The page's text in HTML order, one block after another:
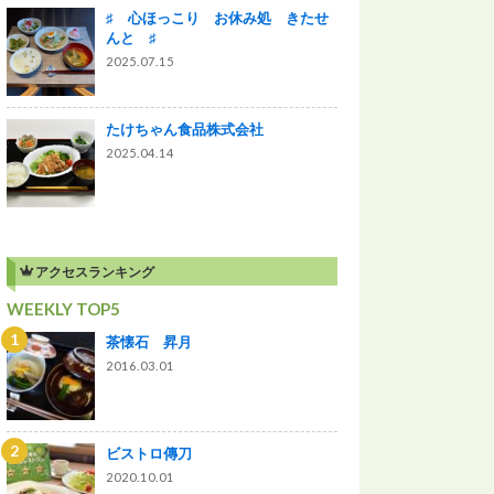
♯ 心ほっこり お休み処 きたせ
んと ♯
2025.07.15
たけちゃん食品株式会社
2025.04.14
アクセスランキング
WEEKLY TOP5
茶懐石 昇月
2016.03.01
ビストロ傳刀
2020.10.01